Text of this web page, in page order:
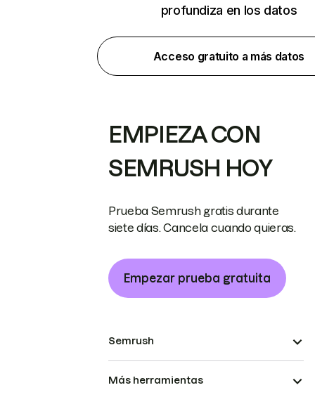
profundiza en los datos
Acceso gratuito a más datos
EMPIEZA CON
SEMRUSH HOY
Prueba Semrush gratis durante
siete días. Cancela cuando quieras.
Empezar prueba gratuita
Semrush
Más herramientas